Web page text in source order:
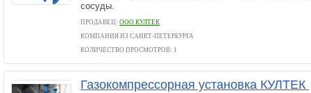
сосуды.
ПРОДАВЕЦ: ООО КУЛТЕК
КОМПАНИЯ ИЗ САНКТ-ПЕТЕРБУРГА
КОЛИЧЕСТВО ПРОСМОТРОВ: 1
Газокомпрессорная установка КУЛТЕК